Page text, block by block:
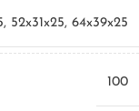
, 52x31x25, 64x39x25
100